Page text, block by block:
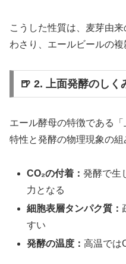
こうした性質は、麦芽由
わさり、エールビールの複
🍺 2. 上面発酵のし
エール酵母の特徴である
特性と発酵の物理現象の組
CO₂の付着：発酵で生
力となる
細胞表層タンパク質：
すい
発酵の温度：高温では